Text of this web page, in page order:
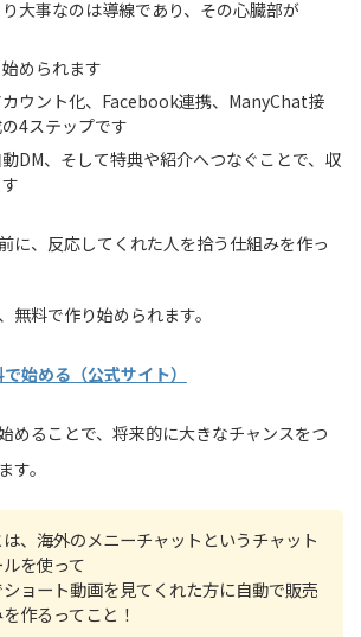
大事なのは導線であり、その心臓部が
められます
ウント化、Facebook連携、ManyChat接
4ステップです
DM、そして特典や紹介へつなぐことで、収
に、反応してくれた人を拾う仕組みを作っ
無料で作り始められます。
始める（公式サイト）
めることで、将来的に大きなチャンスをつ
す。
、海外のメニーチャットというチャット
を使って
ョート動画を見てくれた方に自動で販売
作るってこと！